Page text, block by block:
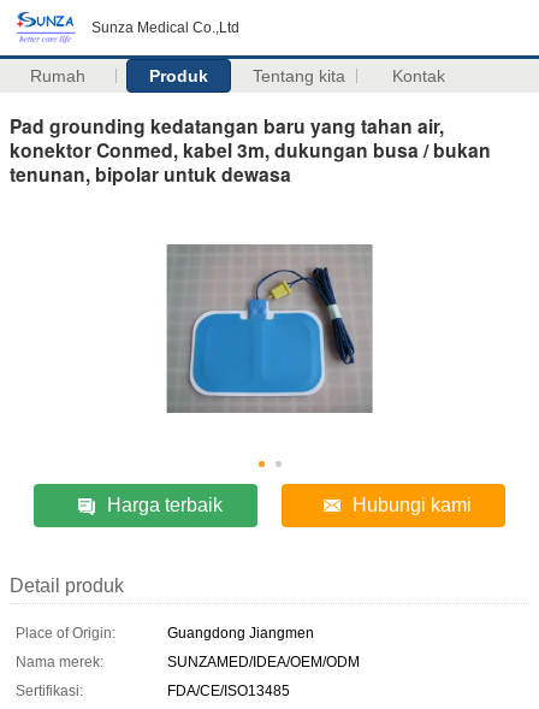
Sunza Medical Co.,Ltd
Rumah Produk Tentang kita Kontak
Pad grounding kedatangan baru yang tahan air,
konektor Conmed, kabel 3m, dukungan busa / bukan
tenunan, bipolar untuk dewasa
Harga terbaik Hubungi kami
Detail produk
Place of Origin:
Guangdong Jiangmen
Nama merek:
SUNZAMED/IDEA/OEM/ODM
Sertifikasi:
FDA/CE/ISO13485